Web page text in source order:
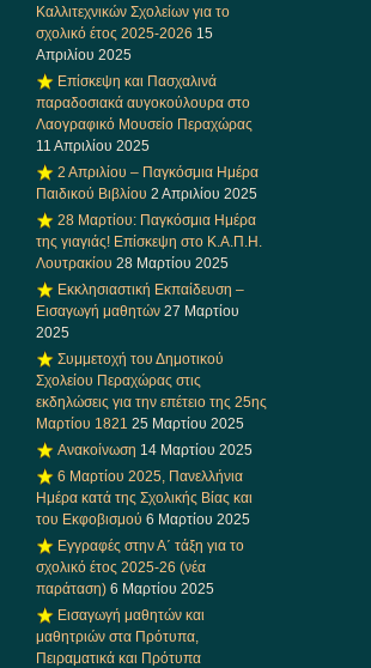
Καλλιτεχνικών Σχολείων για το
σχολικό έτος 2025-2026 15
Απριλίου 2025
Επίσκεψη και Πασχαλινά
παραδοσιακά αυγοκούλουρα στο
Λαογραφικό Μουσείο Περαχώρας
11 Απριλίου 2025
2 Απριλίου – Παγκόσμια Ημέρα
Παιδικού Βιβλίου 2 Απριλίου 2025
28 Μαρτίου: Παγκόσμια Ημέρα
της γιαγιάς! Επίσκεψη στο Κ.Α.Π.Η.
Λουτρακίου 28 Μαρτίου 2025
Εκκλησιαστική Εκπαίδευση –
Εισαγωγή μαθητών 27 Μαρτίου
2025
Συμμετοχή του Δημοτικού
Σχολείου Περαχώρας στις
εκδηλώσεις για την επέτειο της 25ης
Μαρτίου 1821 25 Μαρτίου 2025
Ανακοίνωση 14 Μαρτίου 2025
6 Μαρτίου 2025, Πανελλήνια
Ημέρα κατά της Σχολικής Βίας και
του Εκφοβισμού 6 Μαρτίου 2025
Εγγραφές στην Α΄ τάξη για το
σχολικό έτος 2025-26 (νέα
παράταση) 6 Μαρτίου 2025
Εισαγωγή μαθητών και
μαθητριών στα Πρότυπα,
Πειραματικά και Πρότυπα